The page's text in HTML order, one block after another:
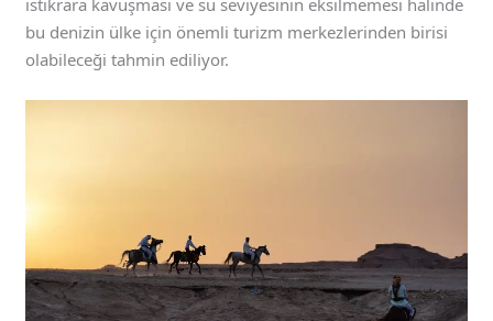
bu denizin ülke için önemli turizm merkezlerinden birisi
olabileceği tahmin ediliyor.